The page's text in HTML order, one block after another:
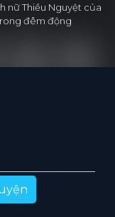
nữ Thiều Nguyệt của
đêm động